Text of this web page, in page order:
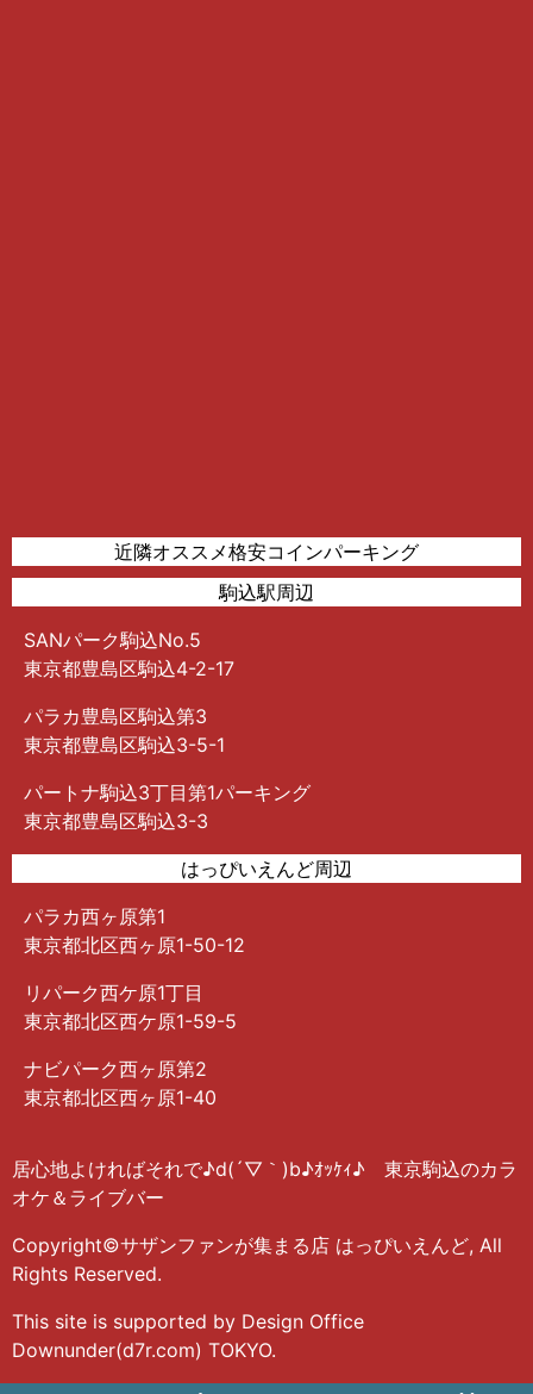
近隣オススメ格安コインパーキング
駒込駅周辺
SANパーク駒込No.5
東京都豊島区駒込4-2-17
パラカ豊島区駒込第3
東京都豊島区駒込3-5-1
パートナ駒込3丁目第1パーキング
東京都豊島区駒込3-3
はっぴいえんど周辺
パラカ西ヶ原第1
東京都北区西ヶ原1-50-12
リパーク西ケ原1丁目
東京都北区西ケ原1-59-5
ナビパーク西ヶ原第2
東京都北区西ヶ原1-40
居心地よければそれで♪︎d(´▽︎｀)b♪︎ｵｯｹｨ♪︎ 東京駒込のカラ
オケ＆ライブバー
Copyright©サザンファンが集まる店 はっぴいえんど, All
Rights Reserved.
This site is supported by Design Office
Downunder(d7r.com) TOKYO.